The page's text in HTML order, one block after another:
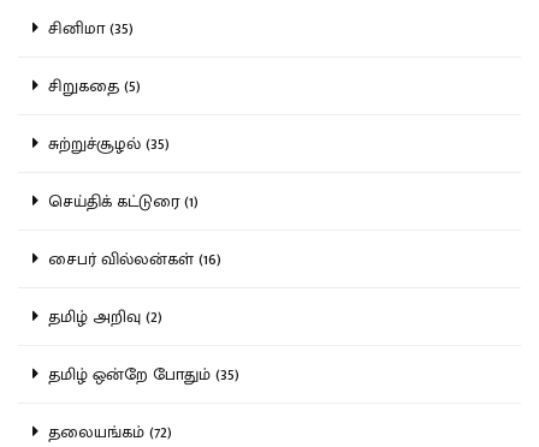
சினிமா (35)
சிறுகதை (5)
சுற்றுச்சூழல் (35)
செய்திக் கட்டுரை (1)
சைபர் வில்லன்கள் (16)
தமிழ் அறிவு (2)
தமிழ் ஒன்றே போதும் (35)
தலையங்கம் (72)